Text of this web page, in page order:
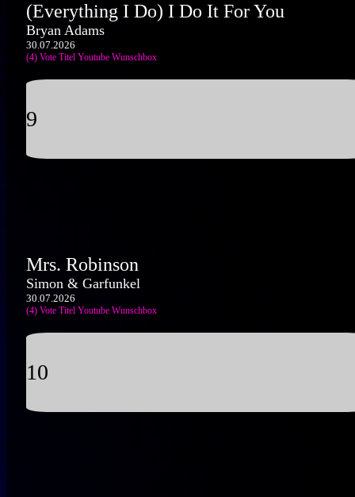
(Everything I Do) I Do It For You
Bryan Adams
30.07.2026
(4) Vote Titel Youtube Wunschbox
9
Mrs. Robinson
Simon & Garfunkel
30.07.2026
(4) Vote Titel Youtube Wunschbox
10